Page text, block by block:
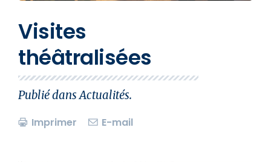
Visites
théâtralisées
Publié dans Actualités.
Imprimer
E-mail